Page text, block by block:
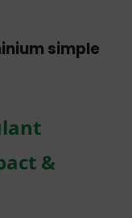
simple
&